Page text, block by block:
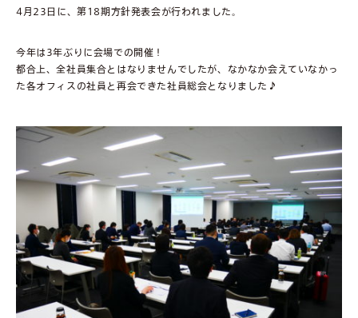
4月23日に、第18期方針発表会が行われました。
今年は3年ぶりに会場での開催！
都合上、全社員集合とはなりませんでしたが、なかなか会えていなかっ
た各オフィスの社員と再会できた社員総会となりました♪